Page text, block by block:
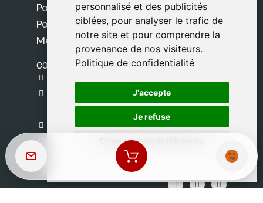
personnalisé et des publicités
ciblées, pour analyser le trafic de
notre site et pour comprendre la
provenance de nos visiteurs.
Politique de confidentialité
J'accepte
Je refuse
Changer mes préférences
personnalisé et des publicités
ciblées, pour analyser le trafic de
notre site et pour comprendre la
provenance de nos visiteurs.
Politique de confidentialité
J'accepte
Je refuse
Changer mes préférences
Politique de cookies
Politique de confidentialité
Mentions légales
CONTACT
C. del Pradillo, 6, 28770 Colmenar Viejo,
Madrid
+34 918 459 877